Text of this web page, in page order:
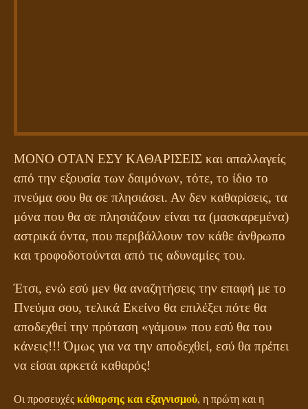
ΜΟΝΟ ΟΤΑΝ ΕΣΥ ΚΑΘΑΡΙΣΕΙΣ και απαλλαγείς
από την εξουσία των δαιμόνων, τότε, το ίδιο το
πνεύμα σου θα σε πλησιάσει. Αν δεν καθαρίσεις, τα
μόνα που θα σε πλησιάζουν είναι τα (μασκαρεμένα)
αστρικά όντα, που περιβάλλουν τον κάθε άνθρωπο
και τροφοδοτούνται από τις αδυναμίες του.
Έτσι, ενώ εσύ μεν θα αναζητήσεις την επαφή με το
Πνεύμα σου, τελικά Εκείνο θα επιλέξει πότε θα
αποδεχθεί την πρόταση «γάμου» που εσύ θα του
κάνεις!!! Όμως για να την αποδεχθεί, εσύ θα πρέπει
να είσαι αρκετά καθαρός!
Οι προσευχές κάθαρσης και εξαγνισμού, η πρώτη και η